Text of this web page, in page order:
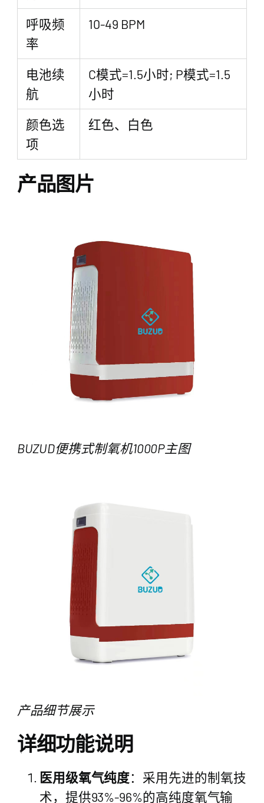
呼吸频
率
10-49 BPM
电池续
航
C模式=1.5小时; P模式=1.5
小时
颜色选
项
红色、白色
产品图片
BUZUD便携式制氧机1000P主图
产品细节展示
详细功能说明
医用级氧气纯度：采用先进的制氧技
术，提供93%-96%的高纯度氧气输